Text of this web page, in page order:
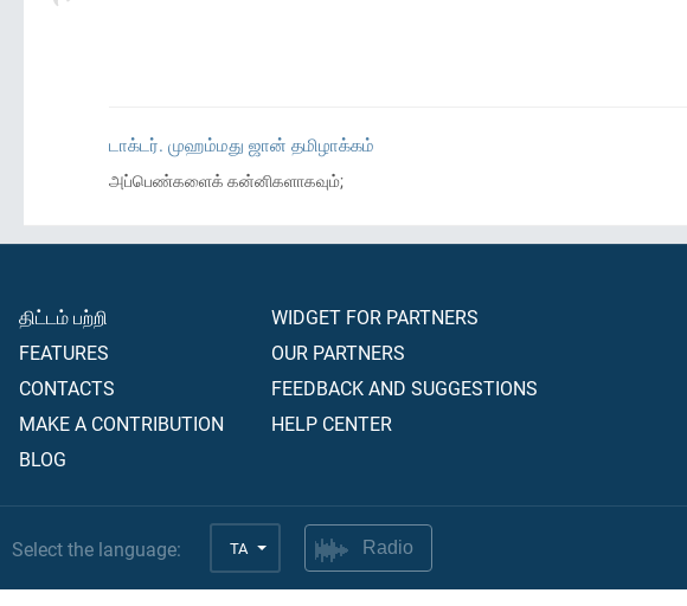
டாக்டர். முஹம்மது ஜான் தமிழாக்கம்
அப்பெண்களைக் கன்னிகளாகவும்;
திட்டம் பற்றி
FEATURES
CONTACTS
MAKE A CONTRIBUTION
BLOG
WIDGET FOR PARTNERS
OUR PARTNERS
FEEDBACK AND SUGGESTIONS
HELP CENTER
Select the language: TA Radio